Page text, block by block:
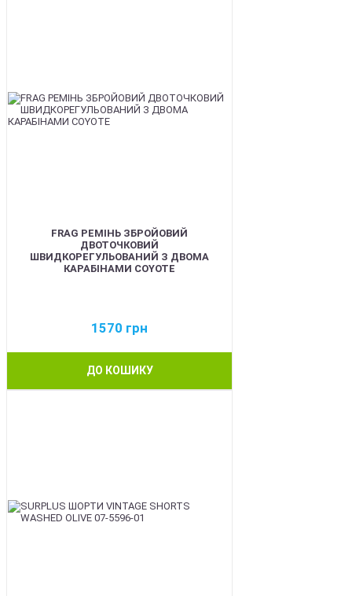
FRAG РЕМІНЬ ЗБРОЙОВИЙ
ДВОТОЧКОВИЙ
ШВИДКОРЕГУЛЬОВАНИЙ З ДВОМА
КАРАБІНАМИ COYOTE
1570 грн
ДО КОШИКУ